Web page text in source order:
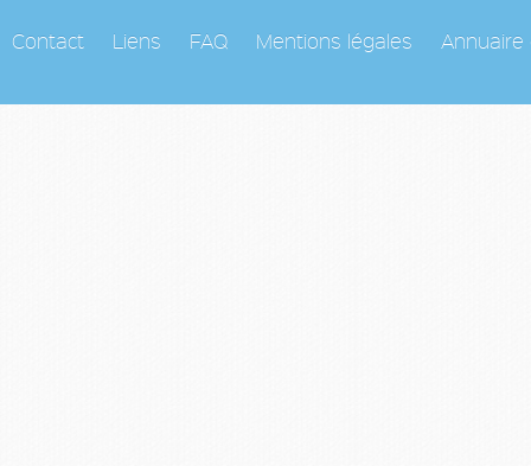
Contact Liens FAQ Mentions légales